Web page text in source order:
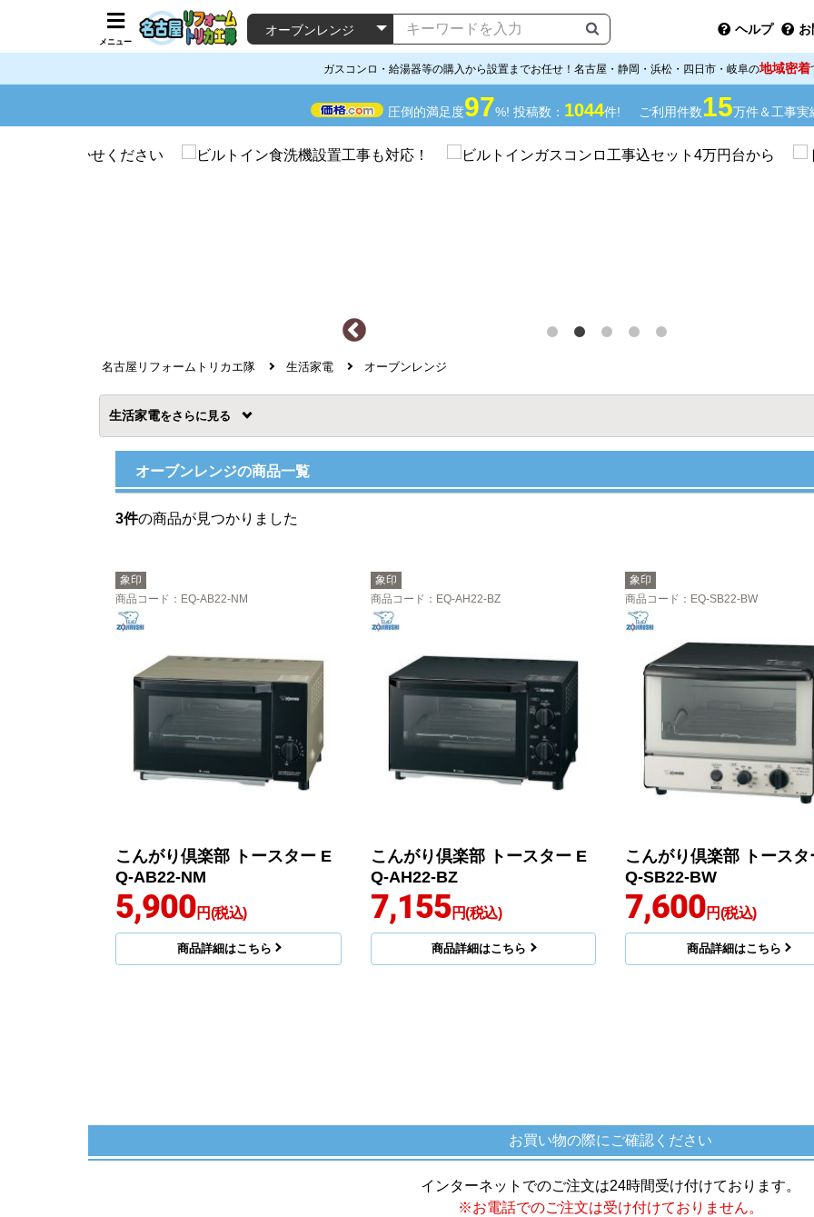
メニュー
ヘルプ
ガスコンロ・給湯器等の購入から設置までお任せ！名古屋・静岡・浜松・四日市・岐阜の地域密着
圧倒的満足度97%! 投稿数： 1044件! ご利用件数15万件＆工事実
名古屋リフォームトリカエ隊 生活家電 オーブンレンジ
生活家電を
オーブンレンジの商品一覧
3件の商品が見つかりました
象印
商品コード ：EQ-AB22-NM
こんがり倶楽部 トースター E
Q-AB22-NM
5,900円(税込)
商品詳細はこちら
象印
商品コード ：EQ-AH22-BZ
こんがり倶楽部 トースター E
Q-AH22-BZ
7,155円(税込)
商品詳細はこちら
象印
商品コード ：EQ-SB22-BW
こんがり倶楽部 トースタ
Q-SB22-BW
7,600円(税込)
商品詳細はこちら
お買い物の際にご確認ください
インターネットでのご注文は24時間受け付けております。
※お電話でのご注文は受け付けておりません。